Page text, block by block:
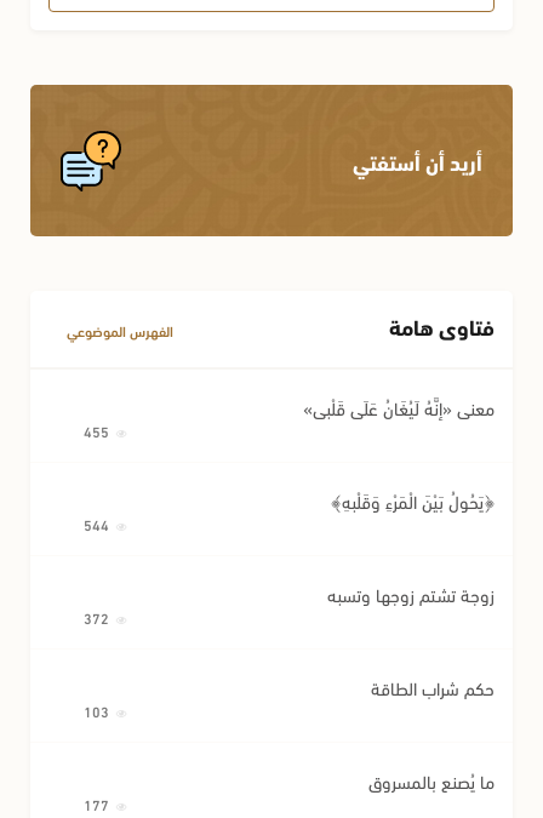
أريد أن أستفتي
فتاوى هامة الفهرس الموضوعي
معنى «إِنَّهُ لَيُغَانُ عَلَى قَلْبِي»
﴿يَحُولُ بَيْنَ الْمَرْءِ وَقَلْبِهِ﴾
زوجة تشتم زوجها وتسبه
حكم شراب الطاقة
ما يُصنع بالمسروق